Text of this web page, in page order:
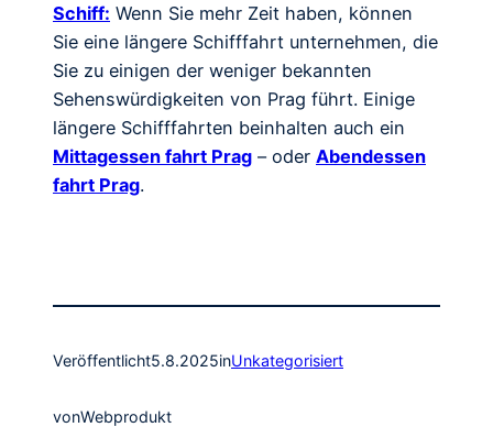
Schiff: Wenn Sie mehr Zeit haben, können
Sie eine längere Schifffahrt unternehmen, die
Sie zu einigen der weniger bekannten
Sehenswürdigkeiten von Prag führt. Einige
längere Schifffahrten beinhalten auch ein
Mittagessen fahrt Prag – oder Abendessen
fahrt Prag.
Veröffentlicht5.8.2025inUnkategorisiert
vonWebprodukt